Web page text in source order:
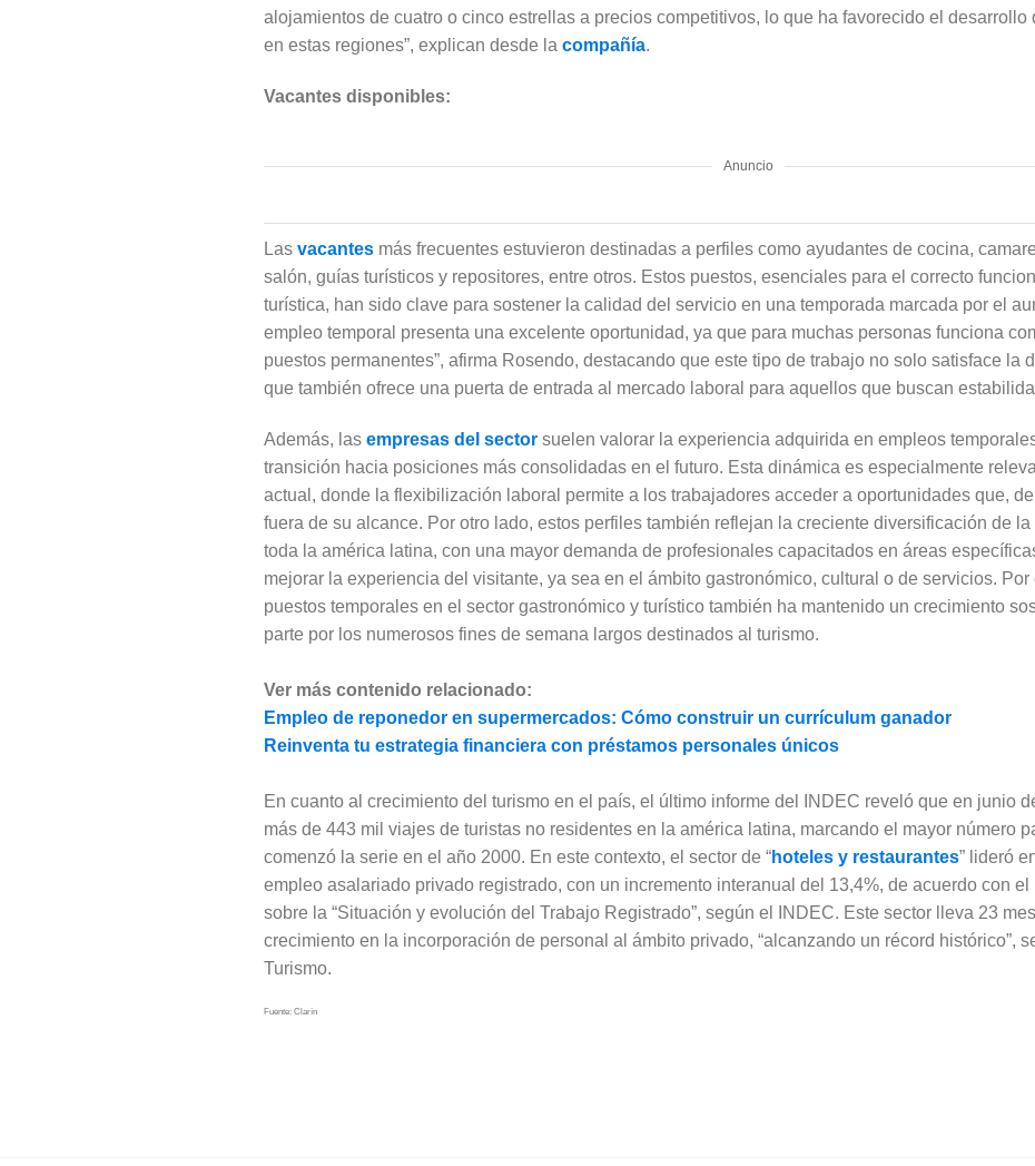
alojamientos de cuatro o cinco estrellas a precios competitivos, lo que ha favorecido el desarrollo
en estas regiones”, explican desde la compañía.
Vacantes disponibles:
Anuncio
Las vacantes más frecuentes estuvieron destinadas a perfiles como ayudantes de cocina,
salón, guías turísticos y repositores, entre otros. Estos puestos, esenciales para el correcto
turística, han sido clave para sostener la calidad del servicio en una temporada marcada por el
empleo temporal presenta una excelente oportunidad, ya que para muchas personas funciona
puestos permanentes”, afirma Rosendo, destacando que este tipo de trabajo no solo satisface la
que también ofrece una puerta de entrada al mercado laboral para aquellos que buscan
Además, las empresas del sector suelen valorar la experiencia adquirida en empleos
transición hacia posiciones más consolidadas en el futuro. Esta dinámica es especialmente
actual, donde la flexibilización laboral permite a los trabajadores acceder a oportunidades que,
fuera de su alcance. Por otro lado, estos perfiles también reflejan la creciente diversificación de la
toda la américa latina, con una mayor demanda de profesionales capacitados en áreas
mejorar la experiencia del visitante, ya sea en el ámbito gastronómico, cultural o de servicios.
puestos temporales en el sector gastronómico y turístico también ha mantenido un crecimiento
parte por los numerosos fines de semana largos destinados al turismo.
Ver más contenido relacionado:
Empleo de reponedor en supermercados: Cómo construir un currículum ganador
Reinventa tu estrategia financiera con préstamos personales únicos
En cuanto al crecimiento del turismo en el país, el último informe del INDEC reveló que en junio
más de 443 mil viajes de turistas no residentes en la américa latina, marcando el mayor número
comenzó la serie en el año 2000. En este contexto, el sector de “hoteles y restaurantes” lideró
empleo asalariado privado registrado, con un incremento interanual del 13,4%, de acuerdo con el
sobre la “Situación y evolución del Trabajo Registrado”, según el INDEC. Este sector lleva 23
crecimiento en la incorporación de personal al ámbito privado, “alcanzando un récord histórico”,
Turismo.
Fuente: Clarín